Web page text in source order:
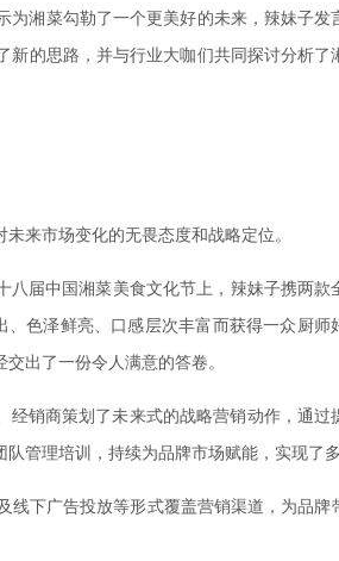
为湘菜勾勒了一个更美好的未来，辣妹子发
的思路，并与行业大咖们共同探讨分析了
来市场变化的无畏态度和战略定位。
八届中国湘菜美食文化节上，辣妹子携两
色泽鲜亮、口感层次丰富而获得一众厨师
出了一份令人满意的答卷。
经销商策划了未来式的战略营销动作，通过
管理培训，持续为品牌市场赋能，实现了多
下广告投放等形式覆盖营销渠道，为品牌